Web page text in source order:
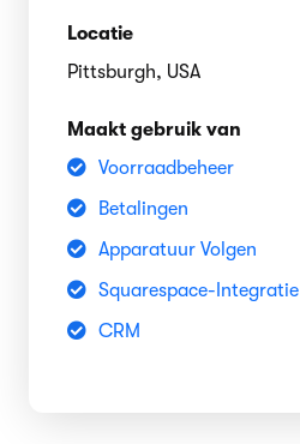
Locatie
Pittsburgh, USA
Maakt gebruik van
Voorraadbeheer
Betalingen
Apparatuur Volgen
Squarespace-Integratie
CRM